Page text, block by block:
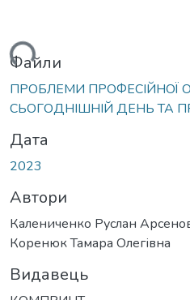
Файли
ПРОБЛЕМИ ПРОФЕСІЙНОЇ
СЬОГОДНІШНІЙ ДЕНЬ ТА
Дата
2023
Автори
Калениченко Руслан
Коренюк Тамара Олегівна
Видавець